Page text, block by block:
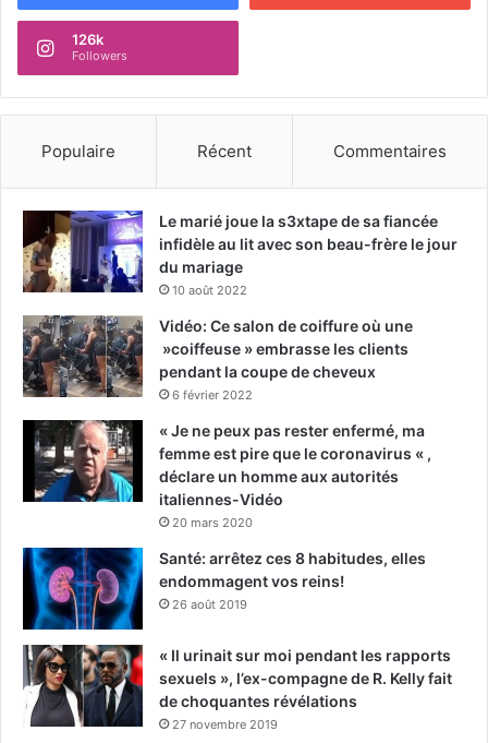
126k
Followers
Populaire Récent Commentaires
Le marié joue la s3xtape de sa fiancée
infidèle au lit avec son beau-frère le jour
du mariage
10 août 2022
Vidéo: Ce salon de coiffure où une
»coiffeuse » embrasse les clients
pendant la coupe de cheveux
6 février 2022
« Je ne peux pas rester enfermé, ma
femme est pire que le coronavirus « ,
déclare un homme aux autorités
italiennes-Vidéo
20 mars 2020
Santé: arrêtez ces 8 habitudes, elles
endommagent vos reins!
26 août 2019
« Il urinait sur moi pendant les rapports
sexuels », l’ex-compagne de R. Kelly fait
de choquantes révélations
27 novembre 2019